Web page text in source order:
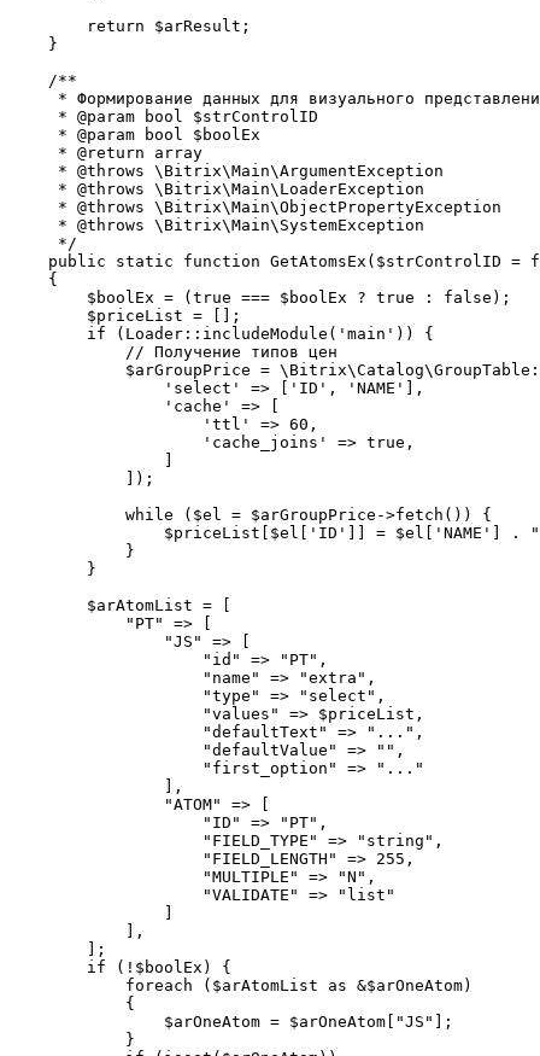
        return $arResult;
    }
    /**
* Формирование данных для визуального
     * @param bool $strControlID
     * @param bool $boolEx
     * @return array
     * @throws \Bitrix\Main\ArgumentException
     * @throws \Bitrix\Main\LoaderException
     * @throws \Bitrix\Main\ObjectPropertyException
     * @throws \Bitrix\Main\SystemException
     */
public static function GetAtomsEx($strControlID =
    {
        $boolEx = (true === $boolEx ? true : false);
        $priceList = [];
        if (Loader::includeModule('main')) {
            // Получение типов цен
$arGroupPrice =
                'select' => ['ID', 'NAME'],
                'cache' => [
                    'ttl' => 60,
                    'cache_joins' => true,
                ]
            ]);
            while ($el = $arGroupPrice->fetch()) {
$priceList[$el['ID']] = $el['NAME'] .
            }
        }
        $arAtomList = [
            "PT" => [
                "JS" => [
                    "id" => "PT",
                    "name" => "extra",
                    "type" => "select",
                    "values" => $priceList,
                    "defaultText" => "...",
                    "defaultValue" => "",
                    "first_option" => "..."
                ],
                "ATOM" => [
                    "ID" => "PT",
                    "FIELD_TYPE" => "string",
                    "FIELD_LENGTH" => 255,
                    "MULTIPLE" => "N",
                    "VALIDATE" => "list"
                ]
            ],
        ];
        if (!$boolEx) {
            foreach ($arAtomList as &$arOneAtom)
            {
                $arOneAtom = $arOneAtom["JS"];
            }